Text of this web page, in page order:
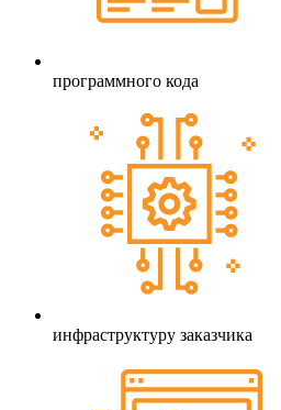
программного кода
инфраструктуру заказчика